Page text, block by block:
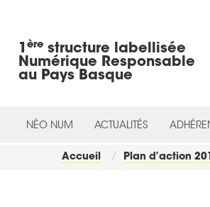
1 èrestructure labellisée
Numérique Responsable
au Pays Basque
NÉO NUM ACTUALITÉS
Accueil Plan d’action